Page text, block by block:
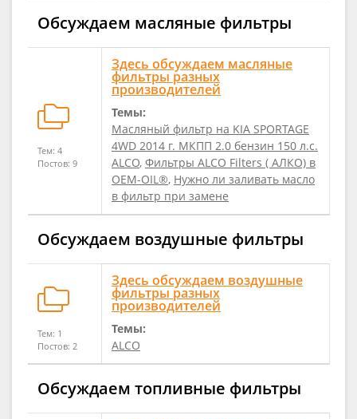
Обсуждаем масляные фильтры
Тем: 4
Постов: 9
Здесь обсуждаем масляные
фильтры разных
производителей
Темы:
Масляный фильтр на KIA SPORTAGE
4WD 2014 г. МКПП 2.0 бензин 150 л.с.
ALCO, Фильтры ALCO Filters ( АЛКО) в
OEM-OIL®, Нужно ли заливать масло
в фильтр при замене
Обсуждаем воздушные фильтры
Тем: 1
Постов: 2
Здесь обсуждаем воздушные
фильтры разных
производителей
Темы:
ALCO
Обсуждаем топливные фильтры